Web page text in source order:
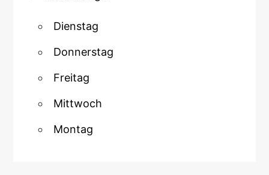
Dienstag
Donnerstag
Freitag
Mittwoch
Montag